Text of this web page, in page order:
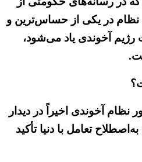
در یکی از حساس‌ترین و
آخوندی یاد می‌شود،
نظام آخوندی اخیراً در دیدار
تعامل با دنیا تأکید